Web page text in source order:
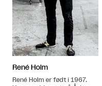
René Holm
René Holm er født i 1967.